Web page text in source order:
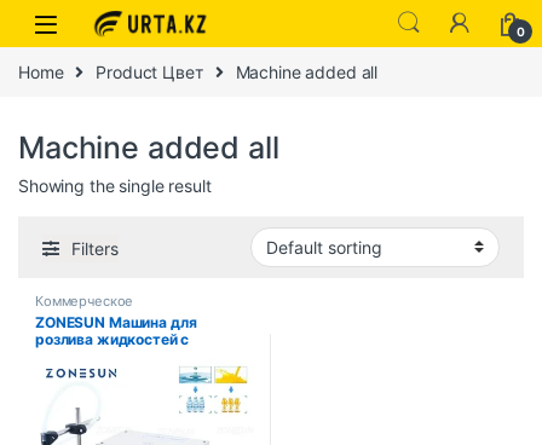
0
Home Product Цвет Machine added all
Machine added all
Showing the single result
Filters
Коммерческое
ZONESUN Машина для
розлива жидкостей с
3500 мл GFK160 Напиток
Косметика Напиток Парфюм
Сок Молоко Наполнитель для
маленьких бутылочек